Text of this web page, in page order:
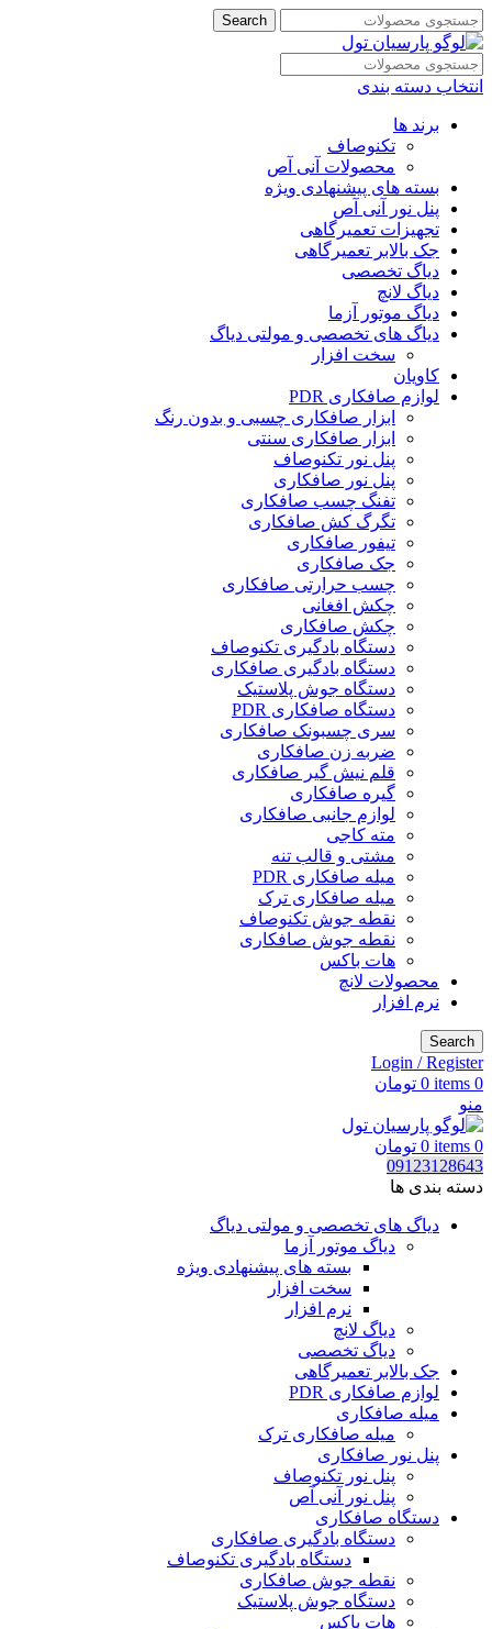
Search
انتخاب دسته بندی
برند ها
تکنوصاف
محصولات آنی آص
بسته های پیشنهادی ویژه
پنل نور آنی آص
تجهیزات تعمیرگاهی
جک بالابر تعمیرگاهی
دیاگ تخصصی
دیاگ لانچ
دیاگ موتور آزما
دیاگ های تخصصی و مولتی دیاگ
سخت افزار
کاویان
لوازم صافکاری PDR
ابزار صافکاری چسبی و بدون رنگ
ابزار صافکاری سنتی
پنل نور تکنوصاف
پنل نور صافکاری
تفنگ چسب صافکاری
تگرگ کش صافکاری
تیفور صافکاری
جک صافکاری
چسب حرارتی صافکاری
چکش افغانی
چکش صافکاری
دستگاه بادگیری تکنوصاف
دستگاه بادگیری صافکاری
دستگاه جوش پلاستیک
دستگاه صافکاری PDR
سری چسبونک صافکاری
ضربه زن صافکاری
قلم نیش گیر صافکاری
گیره صافکاری
لوازم جانبی صافکاری
مته کاجی
مشتی و قالب تنه
میله صافکاری PDR
میله صافکاری ترک
نقطه جوش تکنوصاف
نقطه جوش صافکاری
هات باکس
محصولات لانچ
نرم افزار
Search
Login / Register
0
items
0 تومان
منو
0
items
0 تومان
09123128643
دسته بندی ها
دیاگ های تخصصی و مولتی دیاگ
دیاگ موتور آزما
بسته های پیشنهادی ویژه
سخت افزار
نرم افزار
دیاگ لانچ
دیاگ تخصصی
جک بالابر تعمیرگاهی
لوازم صافکاری PDR
میله صافکاری
میله صافکاری ترک
پنل نور صافکاری
پنل نور تکنوصاف
پنل نور آنی آص
دستگاه صافکاری
دستگاه بادگیری صافکاری
دستگاه بادگیری تکنوصاف
نقطه جوش صافکاری
دستگاه جوش پلاستیک
هات باکس